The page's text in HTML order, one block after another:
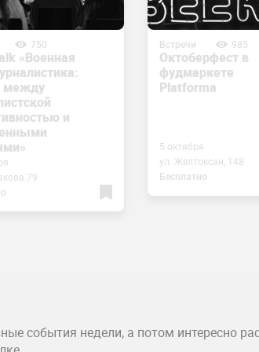
750
«Военная
между
и
Встречи 985
Октоберфест в
фудмаркете
Platforma
5 октября
ул. Желтоксан, 148
Бесплатно
события недели, а потом интересно